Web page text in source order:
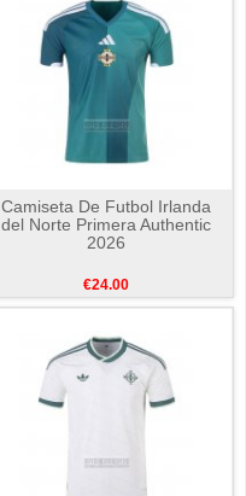
Camiseta De Futbol Irlanda
del Norte Primera Authentic
2026
€24.00